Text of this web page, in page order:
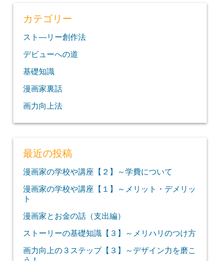
カテゴリー
スト―リー創作法
デビューへの道
基礎知識
漫画家裏話
画力向上法
最近の投稿
漫画家の学校や講座【２】～学費について
漫画家の学校や講座【１】～メリット・デメリッ
ト
漫画家とお金の話（支出編）
ストーリーの基礎知識【３】～メリハリのつけ方
画力向上の３ステップ【３】～デザイン力を磨こ